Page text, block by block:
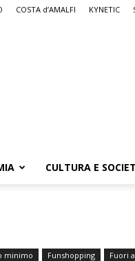
COSTA d’AMALFI KYNETIC
CULTURA E
minimo Funshopping Fuori